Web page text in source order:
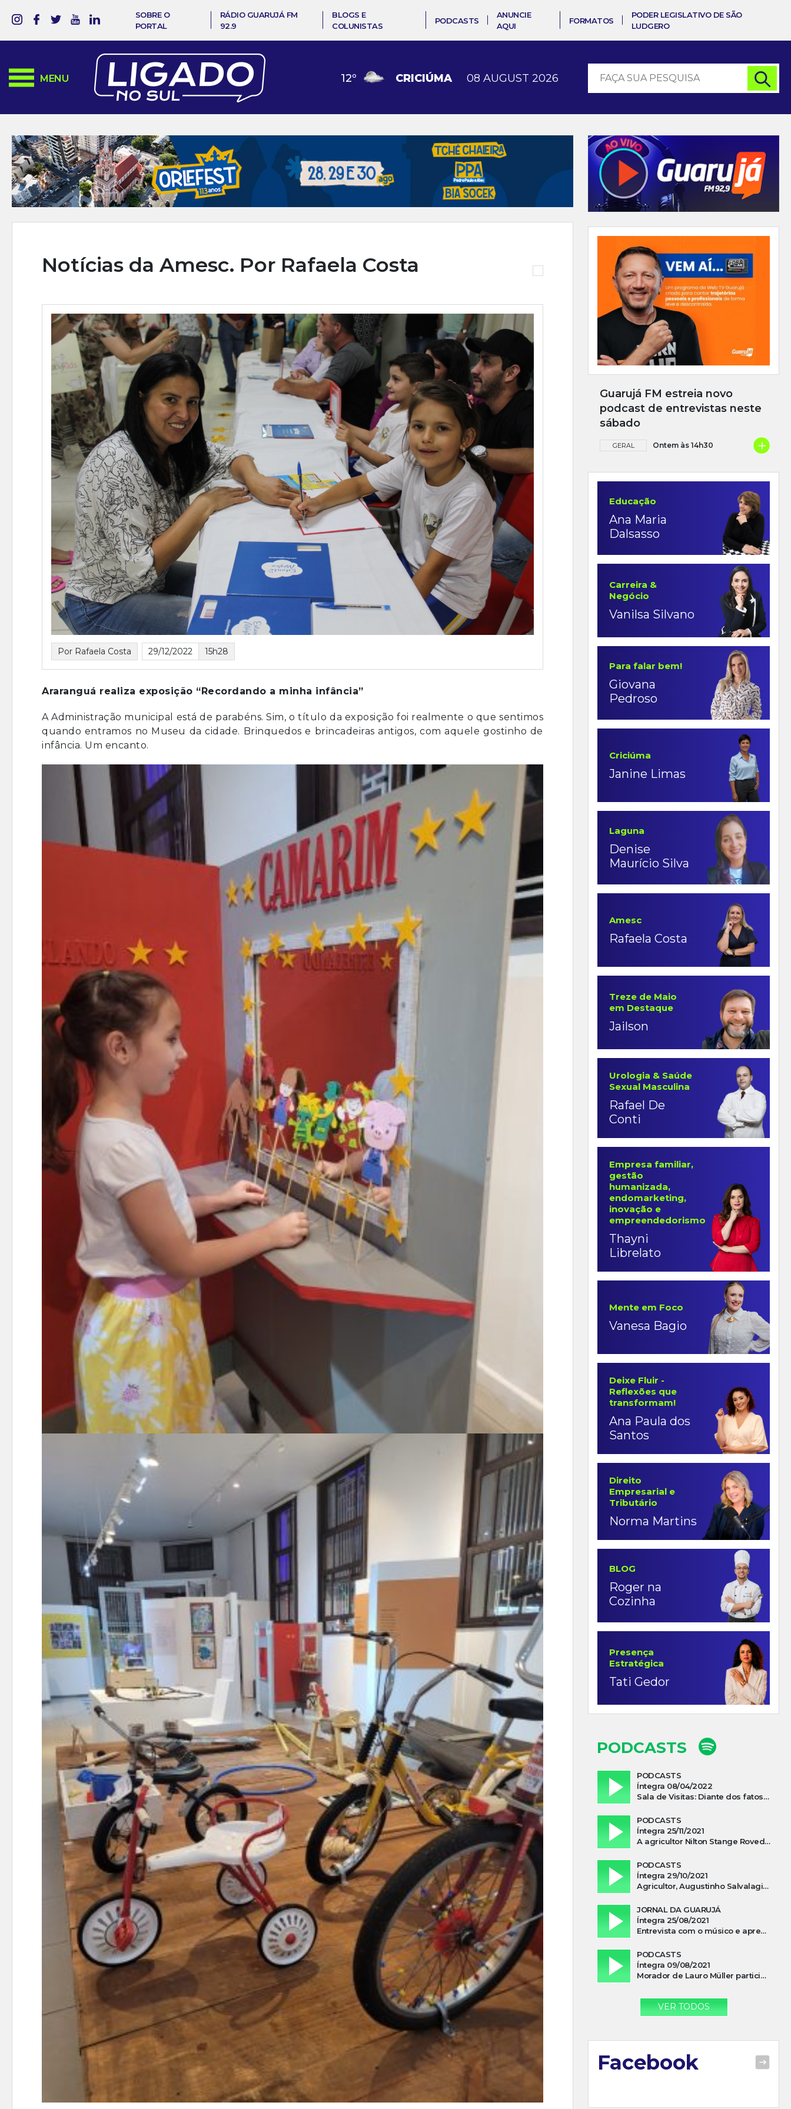
SOBRE O
PORTAL
RÁDIO GUARUJÁ FM
92.9
BLOGS E
COLUNISTAS
PODCASTS
ANUNCIE
AQUI
FORMATOS
PODER LEGISLATIVO DE SÃO
LUDGERO
MENU 12º CRICIÚMA 08 AUGUST 2026
Notícias da Amesc. Por Rafaela Costa
Por Rafaela Costa 29/12/2022 15h28
Araranguá realiza exposição “Recordando a minha infância”
A Administração municipal está de parabéns. Sim, o título da exposição foi realmente o que sentimos
quando entramos no Museu da cidade. Brinquedos e brincadeiras antigos, com aquele gostinho de
infância. Um encanto.
Guarujá FM estreia novo
podcast de entrevistas neste
sábado
GERAL Ontem às 14h30 +
Educação
Ana Maria
Dalsasso
Carreira &
Negócio
Vanilsa Silvano
Para falar bem!
Giovana
Pedroso
Criciúma
Janine Limas
Laguna
Denise
Maurício Silva
Amesc
Rafaela Costa
Treze de Maio
em Destaque
Jailson
Urologia & Saúde
Sexual Masculina
Rafael De
Conti
Empresa familiar,
gestão
humanizada,
endomarketing,
inovação e
empreendedorismo
Thayni
Librelato
Mente em Foco
Vanesa Bagio
Deixe Fluir -
Reflexões que
transformam!
Ana Paula dos
Santos
Direito
Empresarial e
Tributário
Norma Martins
BLOG
Roger na
Cozinha
Presença
Estratégica
Tati Gedor
PODCASTS
PODCASTS
Íntegra 08/04/2022
Sala de Visitas: Diante dos fatos que influenciam a economia o que podemos esperar de 2022
PODCASTS
Íntegra 25/11/2021
A agricultor Nilton Stange Roveda, afirma ter recebido ajuda espiritual durante acidente
PODCASTS
Íntegra 29/10/2021
Agricultor, Augustinho Salvalagio, relata sobre aparição do Cavaleiro Negro no Rio das Furnas
JORNAL DA GUARUJÁ
Íntegra 25/08/2021
Entrevista com o músico e apresentador, Lismael Ferrareis, no Cidade e Campo
PODCASTS
Íntegra 09/08/2021
Morador de Lauro Müller participa de motociata em apoio a Bolsonaro
VER TODOS
Facebook